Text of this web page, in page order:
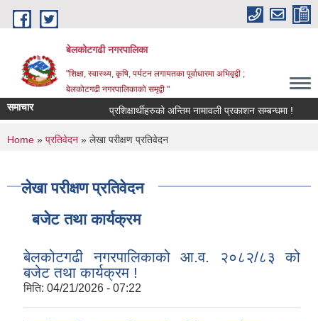
Skip to main content
बेलकोटगढी नगरपालिका
"शिक्षा, स्वास्थ्य, कृषि, पर्यटन लगायतका पूर्वाधारमा अभिवृद्वी ;
बेलकोटगढी नगरपालिकाको समृद्वी "
समाचार प्रशिक्षार्थीहरुको अन्तिम नामावली प्रकाशन सम्बन्धमा !
You are here
Home » प्रतिवेदन » लेखा परीक्षण प्रतिवेदन
लेखा परीक्षण प्रतिवेदन
बजेट तथा कार्यक्रम
बेलकोटगढी नगरपालिकाको आ.व. २०८२/८३ को
बजेट तथा कार्यक्रम !
मिति: 04/21/2026 - 07:22